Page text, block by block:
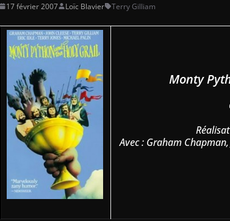
17 février 2007 Loïc Blavier Terry Gilliam
Monty
Avec : Graham